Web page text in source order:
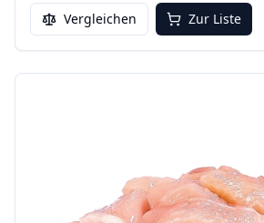
Vergleichen Zur Liste